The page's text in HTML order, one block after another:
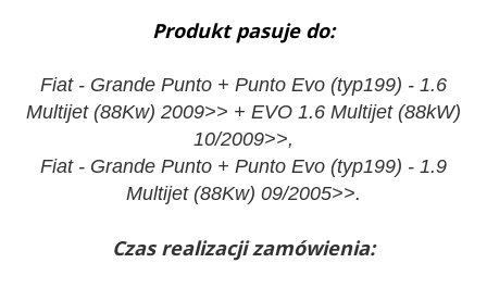
Produkt pasuje do:
Fiat - Grande Punto + Punto Evo (typ199) - 1.6
Multijet (88Kw) 2009>> + EVO 1.6 Multijet (88kW)
10/2009>>,
Fiat - Grande Punto + Punto Evo (typ199) - 1.9
Multijet (88Kw) 09/2005>>.
Czas realizacji zamówienia: